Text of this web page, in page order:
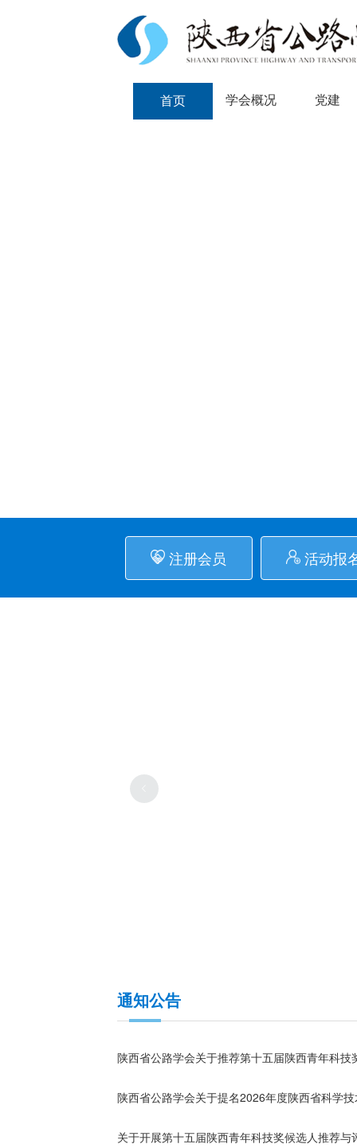
首页 学会概况 党建
注册会员 活动报
通知公告
陕西省公路学会关于推荐第十五届陕西青年科技
陕西省公路学会关于提名2026年度陕西省科学
关于开展第十五届陕西青年科技奖候选人推荐与